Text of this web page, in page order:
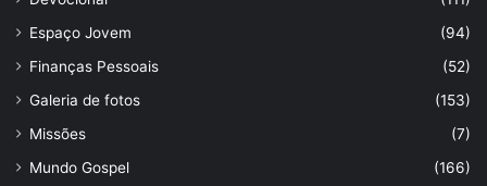
Espaço Jovem
(94)
Finanças Pessoais
(52)
Galeria de fotos
(153)
Missões
(7)
Mundo Gospel
(166)